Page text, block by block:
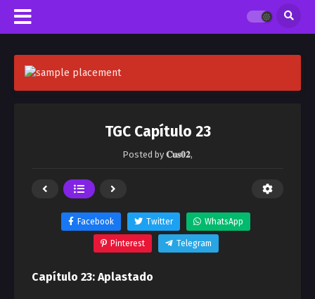
TGC Capítulo 23
Posted by 𝐂𝐮𝐬𝟎𝟐,
Facebook Twitter WhatsApp
Pinterest Telegram
Capítulo 23: Aplastado